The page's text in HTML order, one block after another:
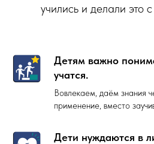
учились и делали это
Детям важно
учатся.
Вовлекаем, даём знания
применение, вместо
Дети нуждаются в